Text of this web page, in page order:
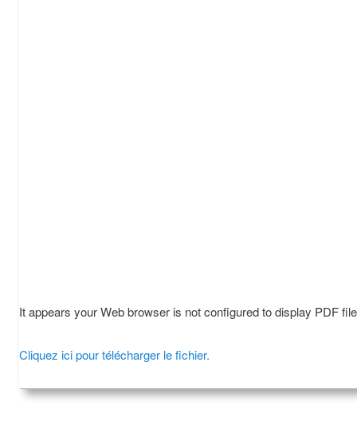
It appears your Web browser is not configured to display PDF
Cliquez ici pour télécharger le fichier.